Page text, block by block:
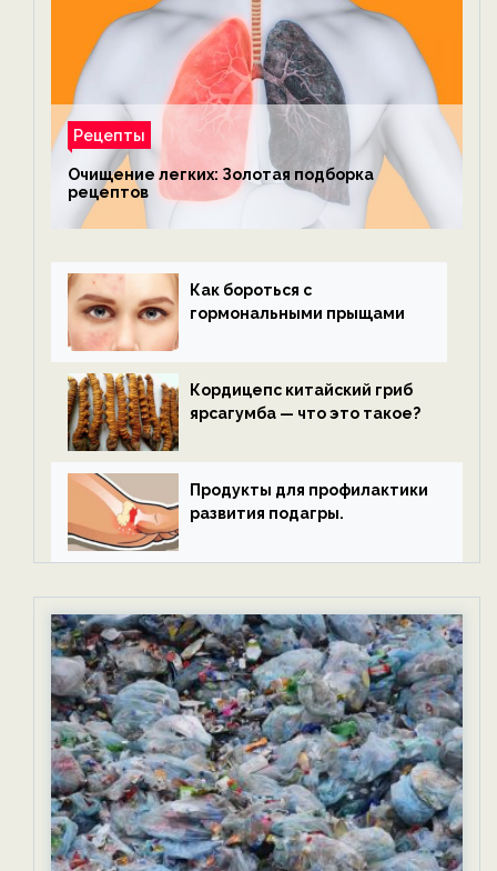
Рецепты
Очищение легких: Золотая подборка
рецептов
Как бороться с
гормональными прыщами
Кордицепс китайский гриб
ярсагумба — что это такое?
Продукты для профилактики
развития подагры.